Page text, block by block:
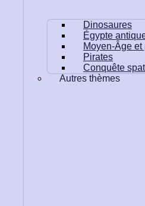
Dinosaures
Égypte
Moyen-Âge
Pirates
Conquête
Autres thèmes